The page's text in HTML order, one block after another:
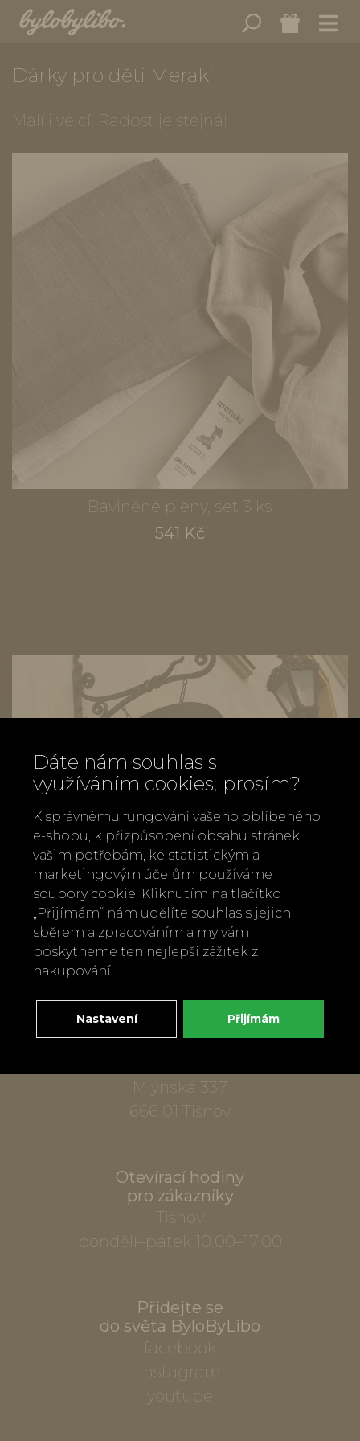
Dárky pro děti Meraki
Malí i velcí. Radost je stejná!
Bavlněné pleny, set 3 ks
541 Kč
Zavolejte nám
+420 737 886 915
Napište nám
info@bylobylibo.cz
Mlýnská 337
666 01 Tišnov
Otevírací hodiny
pro zákazníky
Tišnov
pondělí–pátek 10.00–17.00
Přidejte se
do světa ByloByLibo
facebook
instagram
youtube
Dáte nám souhlas s
využíváním cookies, prosím?
K správnému fungování vašeho oblíbeného
e-shopu, k přizpůsobení obsahu stránek
vašim potřebám, ke statistickým a
marketingovým účelům používáme
soubory cookie. Kliknutím na tlačítko
„Přijímám“ nám udělíte souhlas s jejich
sběrem a zpracováním a my vám
poskytneme ten nejlepší zážitek z
nakupování.
Nastavení Přijímám